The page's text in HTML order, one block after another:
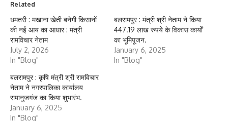
Related
धमतरी : मखाना खेती बनेगी किसानों
की नई आय का आधार : मंत्री
रामविचार नेताम
July 2, 2026
In "Blog"
बलरामपुर : मंत्री श्री नेताम ने किया
447.19 लाख रुपये के विकास कार्यों
का भूमिपूजन.
January 6, 2025
In "Blog"
बलरामपुर : कृषि मंत्री श्री रामविचार
नेताम ने नगरपालिका कार्यालय
रामानुजगंज का किया शुभारंभ.
January 6, 2025
In "Blog"